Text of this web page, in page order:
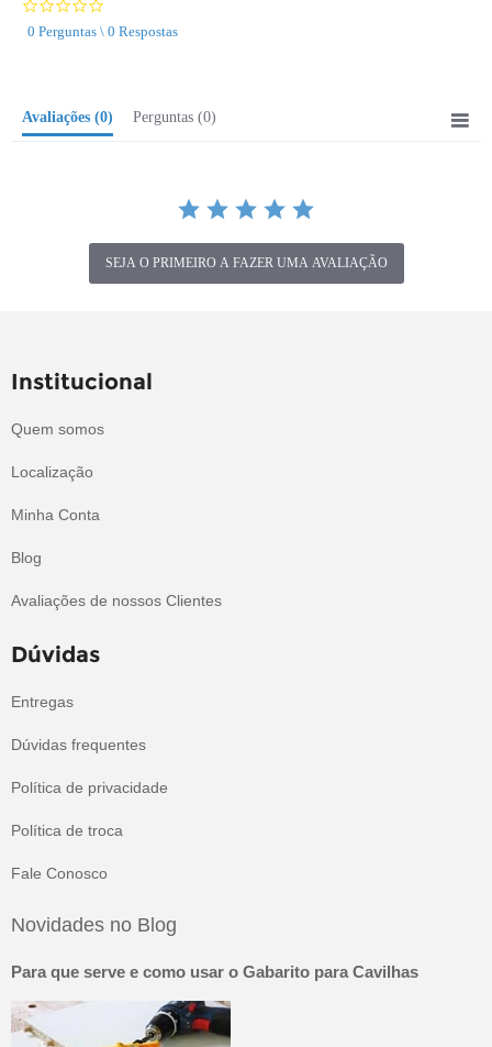
star
0 Perguntas \ 0 Respostas
Avaliações (0) Perguntas (0)
SEJA O PRIMEIRO A FAZER UMA AVALIAÇÃO
Institucional
Quem somos
Localização
Minha Conta
Blog
Avaliações de nossos Clientes
Dúvidas
Entregas
Dúvidas frequentes
Política de privacidade
Política de troca
Fale Conosco
Novidades no Blog
Para que serve e como usar o Gabarito para Cavilhas